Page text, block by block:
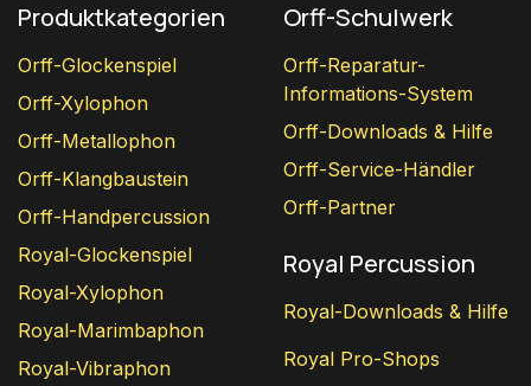
Produktkategorien
Orff-Glockenspiel
Orff-Xylophon
Orff-Metallophon
Orff-Klangbaustein
Orff-Handpercussion
Royal-Glockenspiel
Royal-Xylophon
Royal-Marimbaphon
Royal-Vibraphon
Orff-Schulwerk
Orff-Reparatur-
Informations-System
Orff-Downloads & Hilfe
Orff-Service-Händler
Orff-Partner
Royal Percussion
Royal-Downloads & Hilfe
Royal Pro-Shops